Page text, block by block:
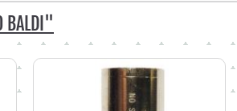
BALDI"